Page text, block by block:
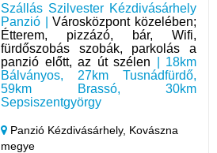
Szállás Szilvester Kézdivásárhely
Panzió |Városközpont közelében;
Étterem, pizzázó, bár, Wifi,
fürdőszobás szobák, parkolás a
panzió előtt, az út szélen | 18km
Bálványos, 27km Tusnádfürdő,
59km Brassó, 30km
Sepsiszentgyörgy
Panzió Kézdivásárhely, Kovászna
megye